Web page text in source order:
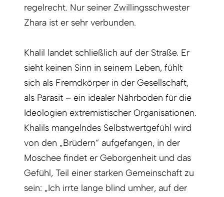
regelrecht. Nur seiner Zwillingsschwester
Zhara ist er sehr verbunden.
Khalil landet schließlich auf der Straße. Er
sieht keinen Sinn in seinem Leben, fühlt
sich als Fremdkörper in der Gesellschaft,
als Parasit – ein idealer Nährboden für die
Ideologien extremistischer Organisationen.
Khalils mangelndes Selbstwertgefühl wird
von den „Brüdern“ aufgefangen, in der
Moschee findet er Geborgenheit und das
Gefühl, Teil einer starken Gemeinschaft zu
sein: „Ich irrte lange blind umher, auf der